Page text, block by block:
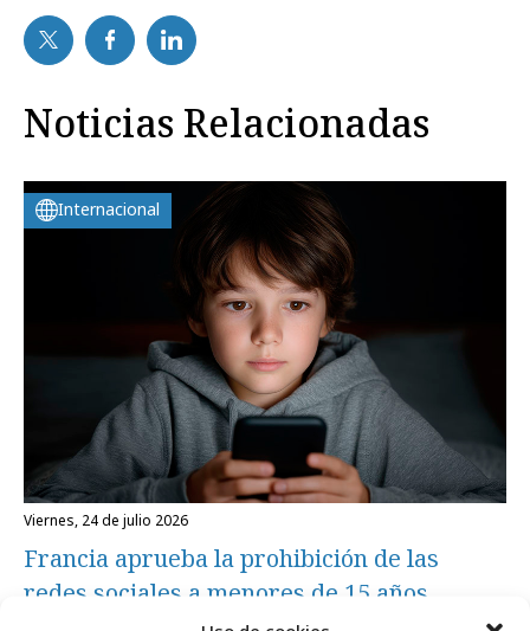
Noticias Relacionadas
Internacional
viernes, 24 de julio 2026
Francia aprueba la prohibición de las
redes sociales a menores de 15 años